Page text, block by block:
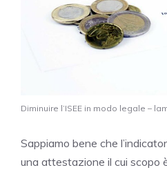
Diminuire l’ISEE in modo legale –
Sappiamo bene che
una attestazione il cui scopo